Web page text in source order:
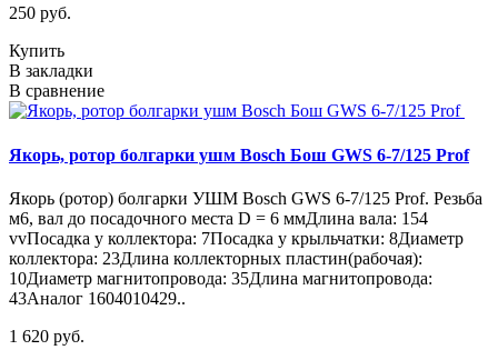
250 руб.
Купить
В закладки
В сравнение
Якорь, ротор болгарки ушм Bosch Бош GWS 6-7/125 Prof
Якорь (ротор) болгарки УШМ Bosch GWS 6-7/125 Prof. Резьба
м6, вал до посадочного места D = 6 ммДлина вала: 154
vvПосадка у коллектора: 7Посадка у крыльчатки: 8Диаметр
коллектора: 23Длина коллекторных пластин(рабочая):
10Диаметр магнитопровода: 35Длина магнитопровода:
43Аналог 1604010429..
1 620 руб.